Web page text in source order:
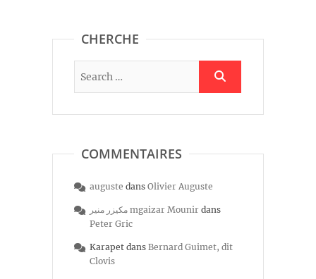
CHERCHE
COMMENTAIRES
auguste dans Olivier Auguste
مكيزر منير mgaizar Mounir dans
Peter Gric
Karapet dans Bernard Guimet, dit
Clovis